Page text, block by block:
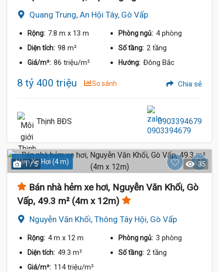
Quang Trung, An Hội Tây, Gò Vấp
Rộng: 7.8 m x 13 m Phòng ngủ: 4 phòng
Diện tích: 98 m² Số tầng: 2 tầng
Giá/m²: 86 triệu/m² Hướng: Đông Bắc
8 tỷ 400 triệu So sánh Chia sẻ
Thịnh BĐS 0903394679
Hẻm Xe Hơi (4 m)
1 / 5 35
Bán nhà hẻm xe hơi, Nguyễn Văn Khối, Gò
Vấp, 49.3 m² (4m x 12m)
Nguyễn Văn Khối, Thông Tây Hội, Gò Vấp
Rộng: 4 m x 12 m Phòng ngủ: 3 phòng
Diện tích: 49.3 m² Số tầng: 2 tầng
Giá/m²: 114 triệu/m²